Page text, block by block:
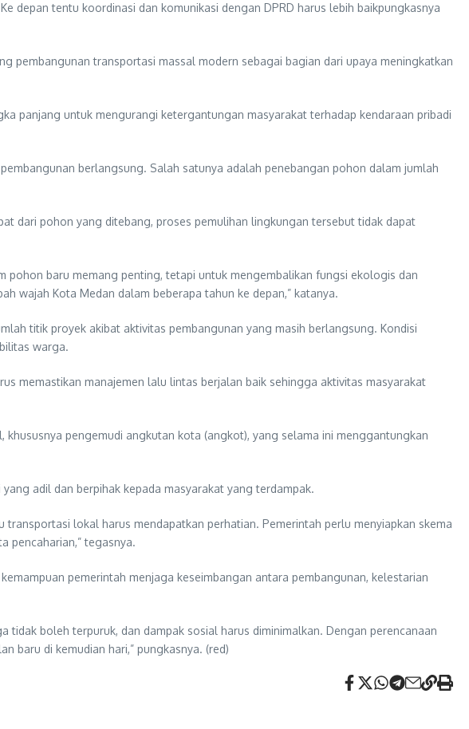
depan tentu koordinasi dan komunikasi dengan DPRD harus lebih baikpungkasnya
pembangunan transportasi massal modern sebagai bagian dari upaya meningkatkan
panjang untuk mengurangi ketergantungan masyarakat terhadap kendaraan pribadi
berlangsung. Salah satunya adalah penebangan pohon dalam jumlah
dari pohon yang ditebang, proses pemulihan lingkungan tersebut tidak dapat
pohon baru memang penting, tetapi untuk mengembalikan fungsi ekologis dan
wajah Kota Medan dalam beberapa tahun ke depan,” katanya.
titik proyek akibat aktivitas pembangunan yang masih berlangsung. Kondisi
warga.
memastikan manajemen lalu lintas berjalan baik sehingga aktivitas masyarakat
pengemudi angkutan kota (angkot), yang selama ini menggantungkan
adil dan berpihak kepada masyarakat yang terdampak.
lokal harus mendapatkan perhatian. Pemerintah perlu menyiapkan skema
pencaharian,” tegasnya.
pemerintah menjaga keseimbangan antara pembangunan, kelestarian
boleh terpuruk, dan dampak sosial harus diminimalkan. Dengan perencanaan
baru di kemudian hari,” pungkasnya. (red)